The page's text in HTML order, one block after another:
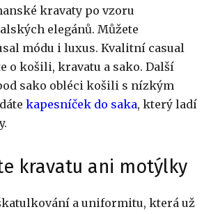
kravaty po vzoru
elegánů. Můžete
módu i luxus. Kvalitní casual
o košili, kravatu a sako. Další
sako obléci košili s nízkým
kapesníček do saka, který ladí
kravatu ani motýlky
a uniformitu, která už